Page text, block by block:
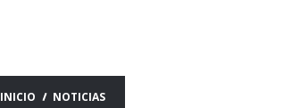
INICIO NOTICIAS